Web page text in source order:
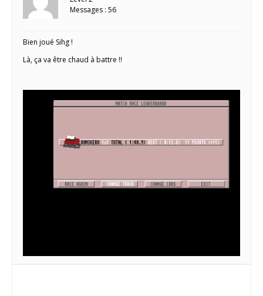
Messages : 56
Bien joué Sihg !
Là, ça va être chaud à battre !!